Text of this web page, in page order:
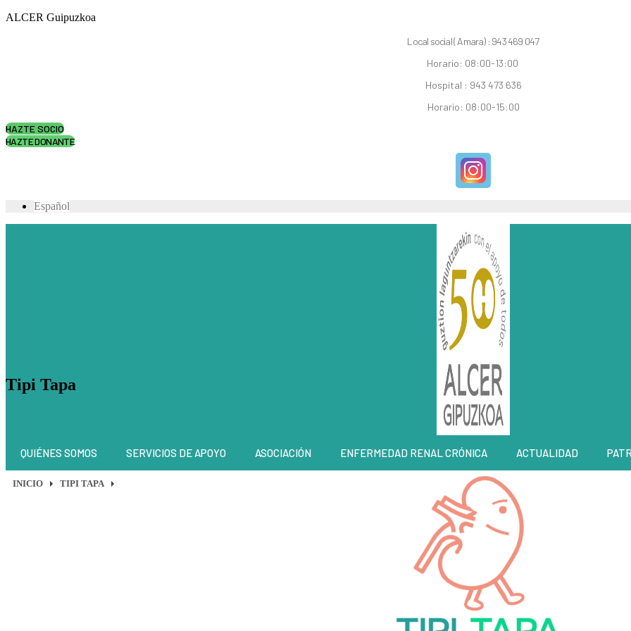
ALCER Guipuzkoa
Local social ( Amara) : 943 469 047
Horario: 08:00-13:00
Hospital : 943 473 636
Horario: 08:00-15:00
HAZTE SOCIO
HAZTE DONANTE
Español
QUIÉNES SOMOS SERVICIOS DE APOYO ASOCIACIÓN ENFERMEDAD RENAL CRÓNICA ACTUALIDAD
INICIO TIPI TAPA
Tipi Tapa